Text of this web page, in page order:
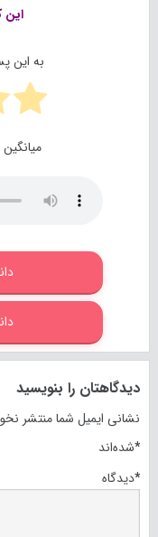
به این
میانگین
دیدگاهتان را بنویسید
نشانی ایمیل شما منتشر
شده‌اند*
دیدگاه*